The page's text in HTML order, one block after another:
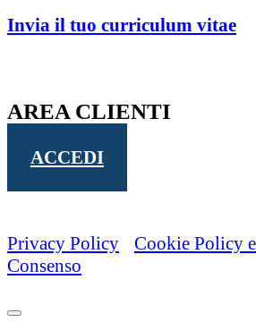
Invia il tuo curriculum vitae
AREA CLIENTI
ACCEDI
2021 © Studio Legale Borgiani
Privacy Policy
Cookie Policy
Consenso